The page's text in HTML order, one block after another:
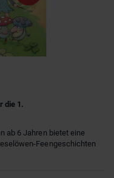
die 1.
ab 6 Jahren bietet eine
Feengeschichten